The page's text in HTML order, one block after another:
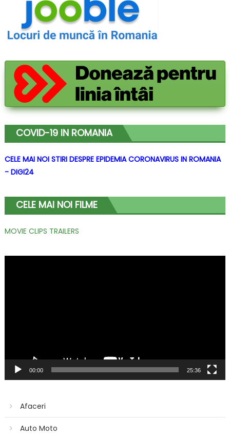
COVID-19 IN ROMANIA
CELE MAI NOI STIRI DESPRE EPIDEMIA CORONAVIRUS IN ROMANIA
- DIGI24
CELE MAI NOI FILME
MOVIE CLIPS TRAILERS
00:00 25:36
Afaceri
Auto Moto